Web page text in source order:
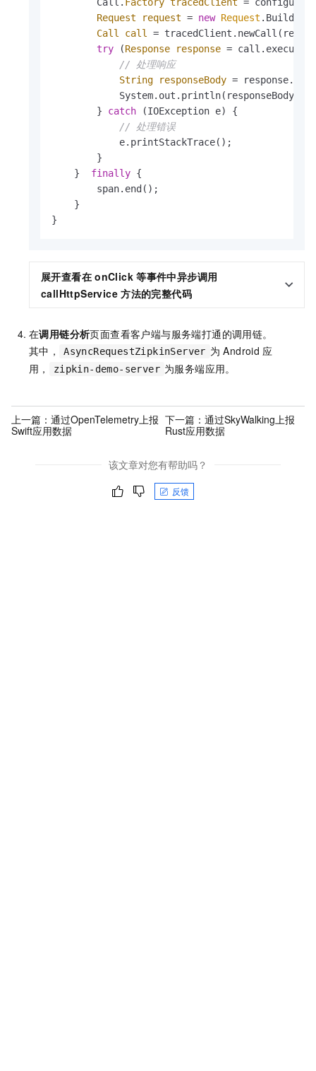
        Call.
Factory tracedClient =
Request
request = new Request
Call
call =
try (Response response =
// 处理响应
String
responseBody =
            System.out.println(responseBody);
        }
catch (IOException e) {
// 处理错误
            e.printStackTrace();
        }
    }
finally {
        span.end();
    }
}
展开查看在 onClick 等事件中异步调用
callHttpService 方法的完整代码
在调用链分析页面查看客户端与服务端打通的调用链。
其中，
AsyncRequestZipkinServer 为 Android 应
用，
zipkin-demo-server 为服务端应用。
上一篇： 通过OpenTelemetry上报
Swift应用数据
下一篇： 通过SkyWalking上报
Rust应用数据
该文章对您有帮助吗？
反馈